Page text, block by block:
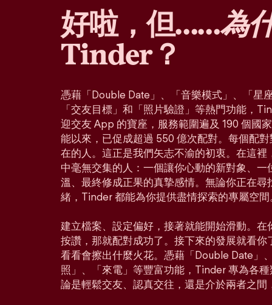
好啦，但……為
Tinder？
憑藉「Double Date」、「音樂模式」、「星
「交友目標」和「照片驗證」等熱門功能，
迎交友 App 的寶座，服務範圍遍及 190 個國
能以來，已促成超過 550 億次配對。每個配
在的人。這正是我們矢志不渝的初衷。在這
中毫無交集的人：一個讓你心動的新對象、
溫、最終修成正果的真摯感情。無論你正在
緒，Tinder 都能為你提供盡情探索的專屬空間
建立檔案、設定偏好，接著就能開始滑動。
按讚，那就配對成功了。接下來的發展就看
看看會擦出什麼火花。憑藉「Double Date」
照」、「來電」等豐富功能，Tinder 專為各
論是輕鬆交友、認真交往，還是介於兩者之間